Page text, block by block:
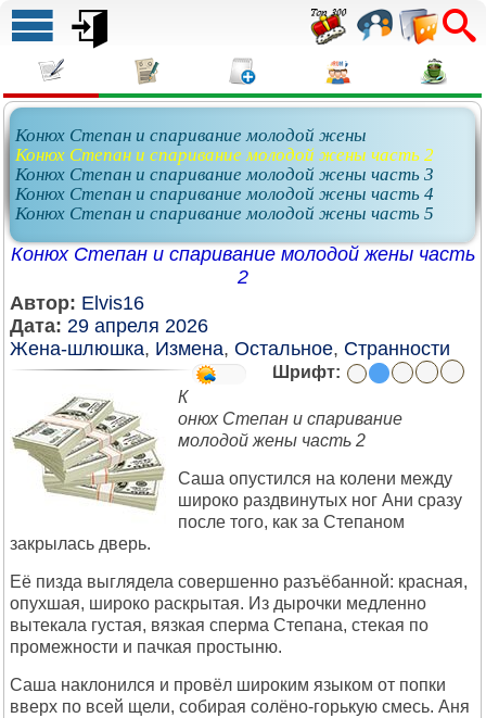
Конюх Степан и спаривание молодой жены
Конюх Степан и спаривание молодой жены часть 2
Конюх Степан и спаривание молодой жены часть 3
Конюх Степан и спаривание молодой жены часть 4
Конюх Степан и спаривание молодой жены часть 5
Конюх Степан и спаривание молодой жены часть
2
Автор: Elvis16
Дата: 29 апреля 2026
Жена-шлюшка, Измена, Остальное, Странности
Шрифт:
К
онюх Степан и спаривание
молодой жены часть 2
Саша опустился на колени между
широко раздвинутых ног Ани сразу
после того, как за Степаном
закрылась дверь.
Её пизда выглядела совершенно разъёбанной: красная,
опухшая, широко раскрытая. Из дырочки медленно
вытекала густая, вязкая сперма Степана, стекая по
промежности и пачкая простыню.
Саша наклонился и провёл широким языком от попки
вверх по всей щели, собирая солёно-горькую смесь. Аня